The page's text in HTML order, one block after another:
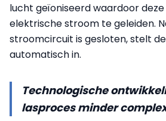
lucht geïoniseerd waardoor
elektrische stroom te geleiden.
stroomcircuit is gesloten, stelt
automatisch in.
Technologische
lasproces minder